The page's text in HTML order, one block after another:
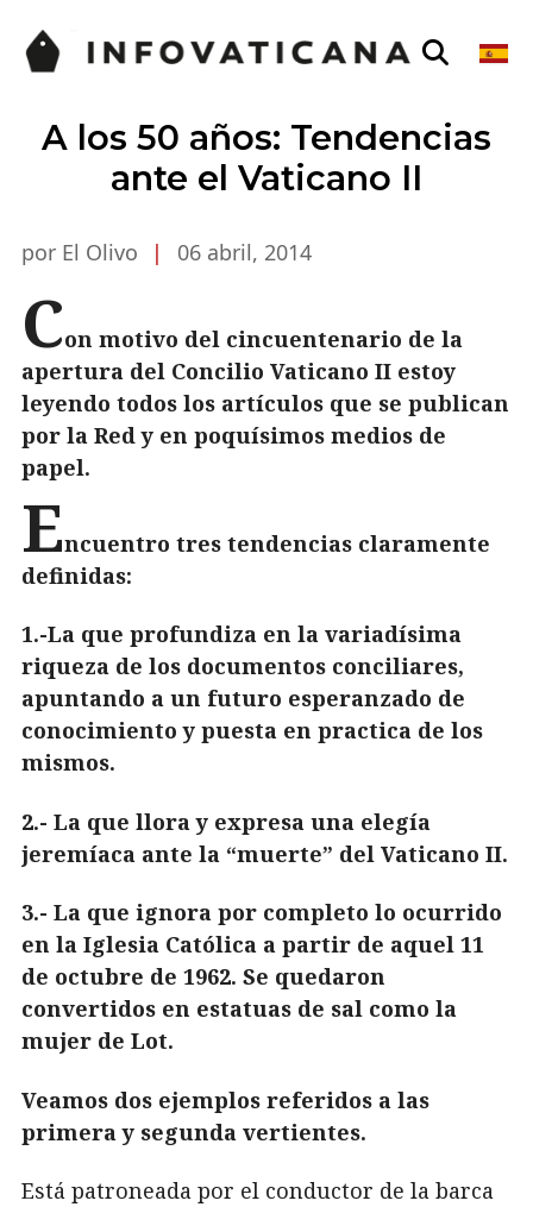
A los 50 años: Tendencias
ante el Vaticano II
por El Olivo | 06 abril, 2014
Con motivo del cincuentenario de la
apertura del Concilio Vaticano II estoy
leyendo todos los artículos que se publican
por la Red y en poquísimos medios de
papel.
Encuentro tres tendencias claramente
definidas:
1.-La que profundiza en la variadísima
riqueza de los documentos conciliares,
apuntando a un futuro esperanzado de
conocimiento y puesta en practica de los
mismos.
2.- La que llora y expresa una elegía
jeremíaca ante la “muerte” del Vaticano II.
3.- La que ignora por completo lo ocurrido
en la Iglesia Católica a partir de aquel 11
de octubre de 1962. Se quedaron
convertidos en estatuas de sal como la
mujer de Lot.
Veamos dos ejemplos referidos a las
primera y segunda vertientes.
Está patroneada por el conductor de la barca